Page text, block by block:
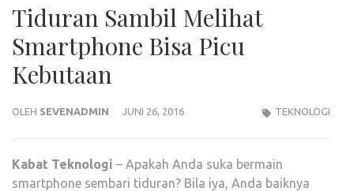
Tiduran Sambil Melihat
Smartphone Bisa Picu
Kebutaan
OLEH SEVENADMIN JUNI 26, 2016 TEKNOLOGI
Kabat Teknologi – Apakah Anda suka bermain
smartphone sembari tiduran? Bila iya, Anda baiknya